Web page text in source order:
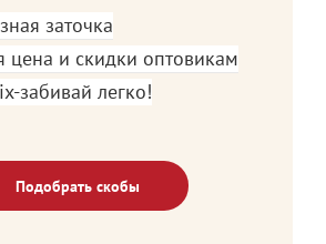
заточка
цена и скидки оптовикам
забивай легко!
Подобрать скобы